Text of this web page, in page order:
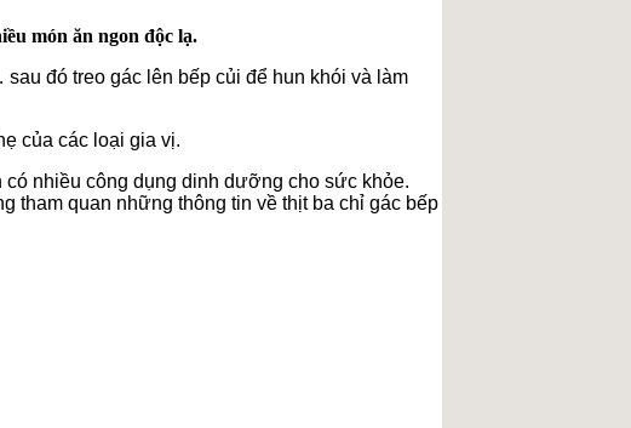
món ăn ngon độc lạ.
đó treo gác lên bếp củi để hun khói và làm
của các loại gia vị.
nhiều công dụng dinh dưỡng cho sức khỏe.
tham quan những thông tin về thịt ba chỉ gác bếp